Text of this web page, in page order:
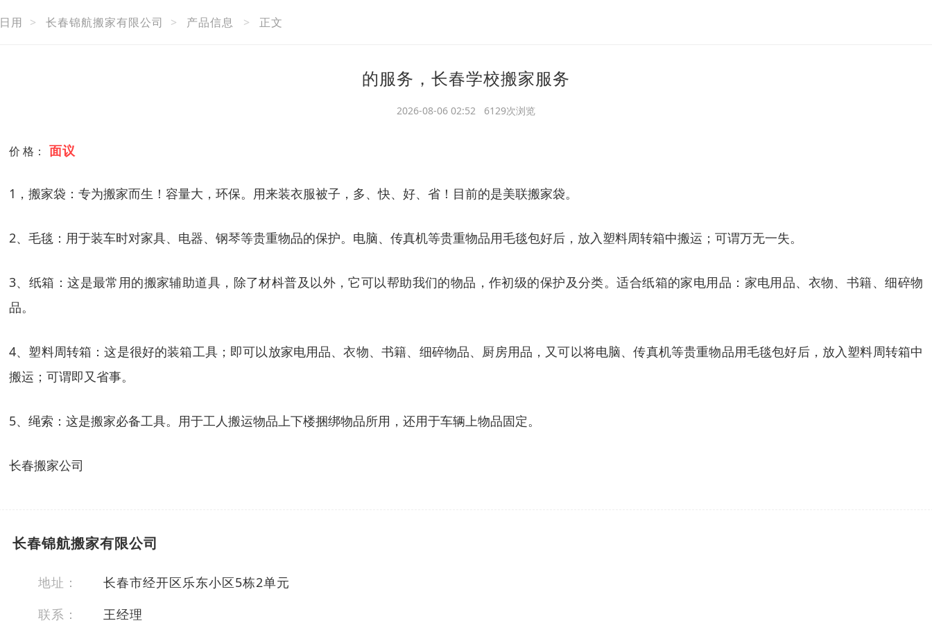
用 > 长春锦航搬家有限公司 > 产品信息 > 正文
的服务，长春学校搬家服务
2026-08-06 02:52 6129次浏览
价 格： 面议
1，搬家袋：专为搬家而生！容量大，环保。用来装衣服被子，多、快、好、省！目前的是美联搬家袋。
2、毛毯：用于装车时对家具、电器、钢琴等贵重物品的保护。电脑、传真机等贵重物品用毛毯包好后，放入塑料周转箱中搬运；可谓万无一失。
3、纸箱：这是最常用的搬家辅助道具，除了材枓普及以外，它可以帮助我们的物品，作初级的保护及分类。适合纸箱的家电用品：家电用品、衣物、书籍、细碎物
品。
4、塑料周转箱：这是很好的装箱工具；即可以放家电用品、衣物、书籍、细碎物品、厨房用品，又可以将电脑、传真机等贵重物品用毛毯包好后，放入塑料周转箱中
搬运；可谓即又省事。
5、绳索：这是搬家必备工具。用于工人搬运物品上下楼捆绑物品所用，还用于车辆上物品固定。
长春搬家公司
长春锦航搬家有限公司
地址：
长春市经开区乐东小区5栋2单元
联系：
王经理